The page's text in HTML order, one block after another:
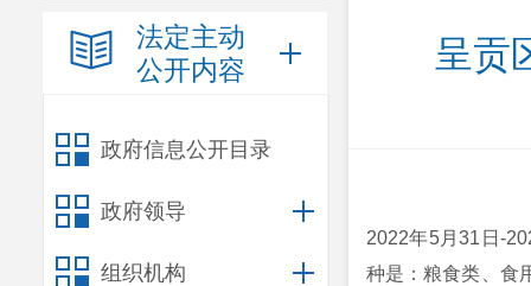
法定主动
公开内容
政府信息公开目录
政府领导
组织机构
呈贡
2022年5月31日-
种是：粮食类、食